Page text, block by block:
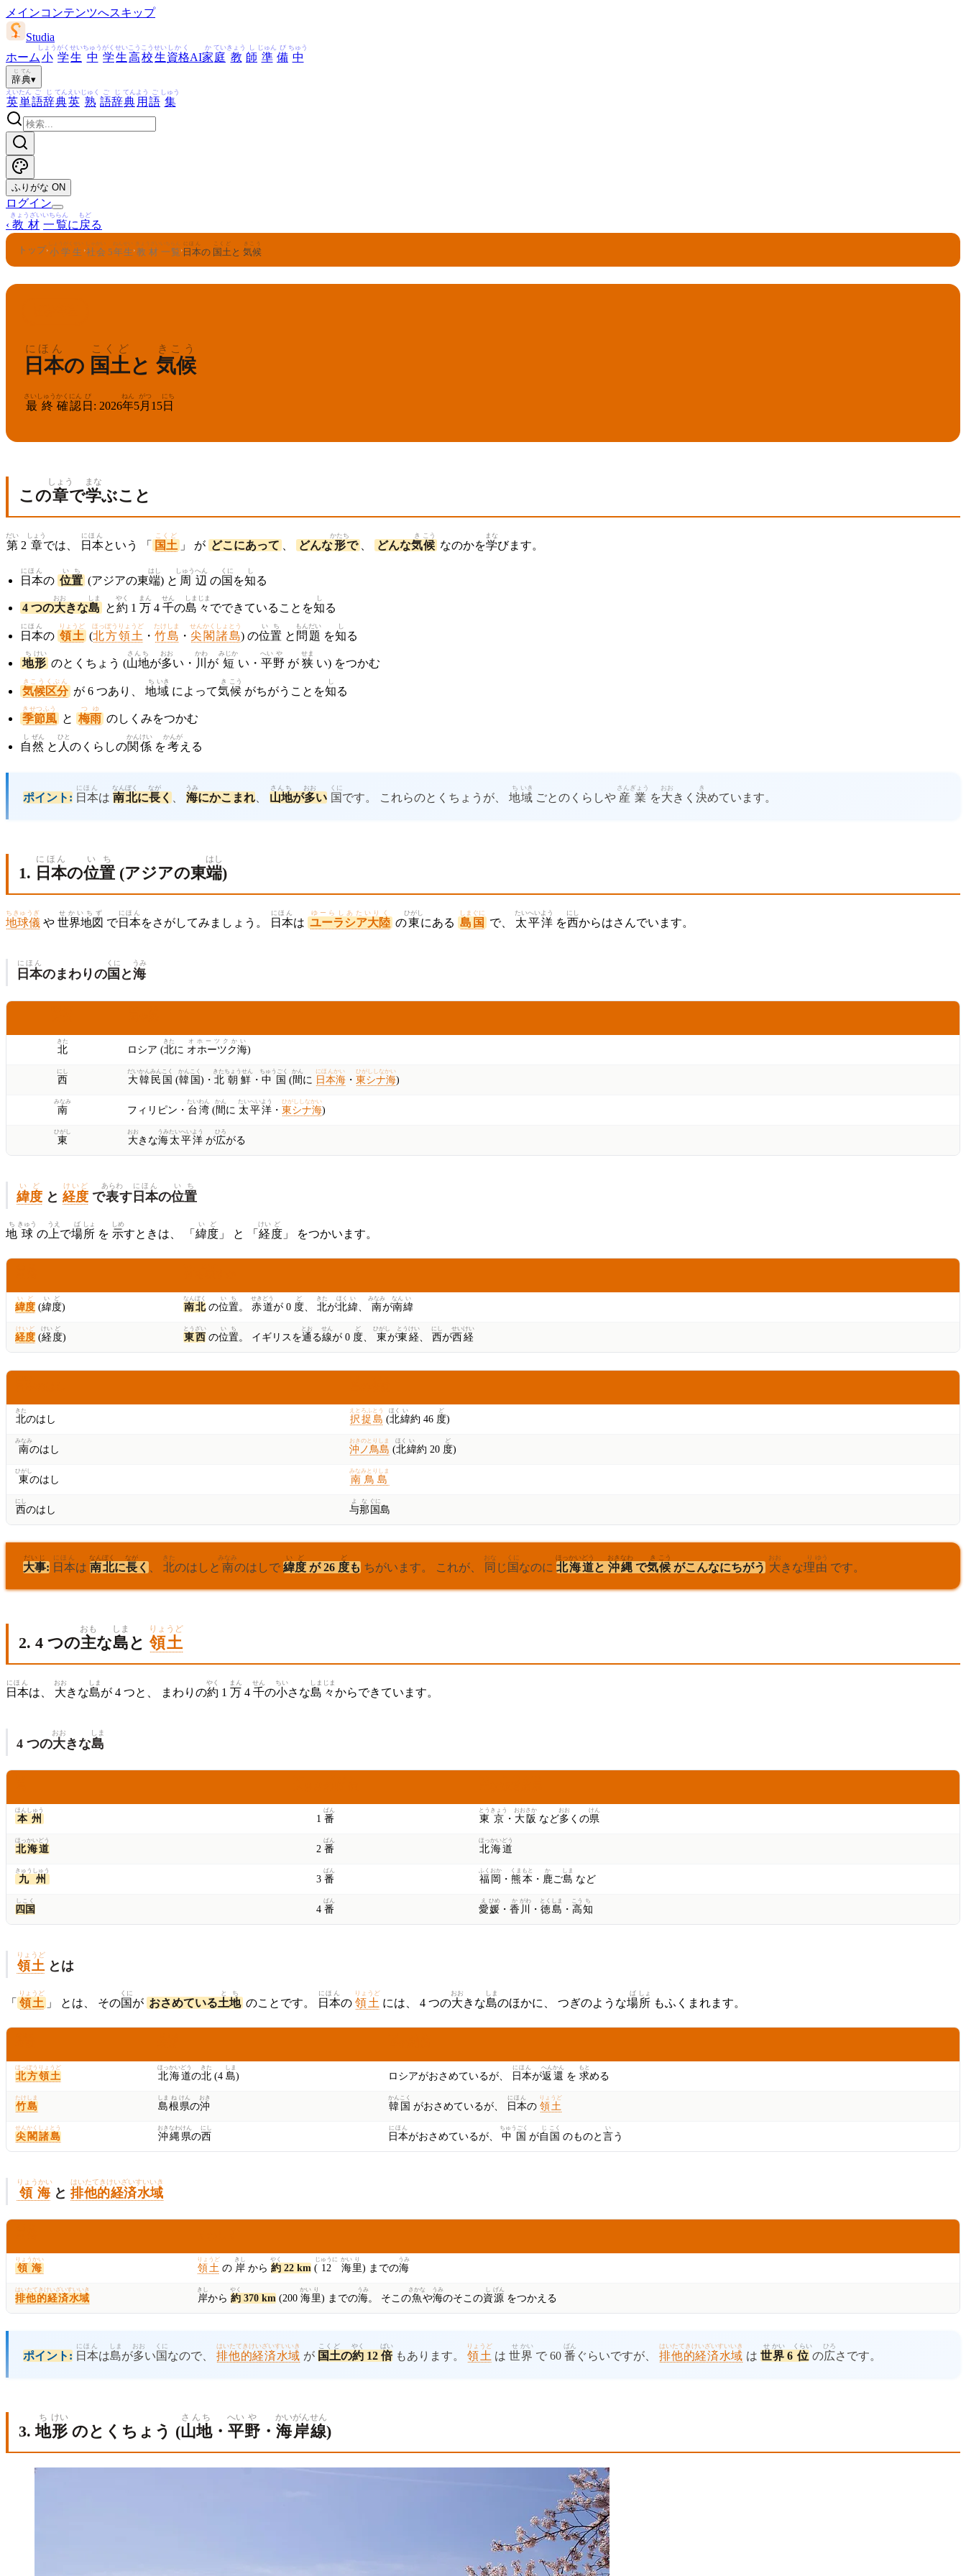
メインコンテンツへスキップ
Studia
ホーム 小
しょう
学
がく
生
せい
中
ちゅう
学
がく
生
せい
高
こう
校
こう
生
せい
資格
しかく
AI家
か
庭
てい
教
きょう
師
し
準
じゅん
備
び
中
ちゅう
辞
じ
典
てん
▾
英
えい
単
たん
語
ご
辞
じ
典
てん
英
えい
熟
じゅく
語
ご
辞
じ
典
てん
用
よう
語
ご
集
しゅう
ふりがな ON
ログイン
‹ 教材
きょうざい
一覧
いちらん
に 戻
もど
る
トップ›小学生
しょうがくせい
›社会
しゃかい
5年生
ねんせい
› 教材
きょうざい
一覧
いちらん
› 日本
にほん
の 国土
こくど
と 気候
きこう
日本
にほん
の 国土
こくど
と 気候
きこう
最終
さいしゅう
確認
かくにん
日
び
: 2026年
ねん
5月
がつ
15日
にち
この章
しょう
で学
まな
ぶこと
第
だい
2 章
しょう
では、 日本
にほん
という 「 国土
こくど
」 が どこにあって どんな形
かたち
で どんな気
き
候
こう
なのかを学
まな
びます。
日本
にほん
の 位
い
置
ち
(アジアの東端
はし
) と 周
しゅう
辺
へん
の国
くに
を知
し
る
4 つの大
おお
きな島
しま
と約
やく
1 万
まん
4 千
せん
の島々
しまじま
でできていることを知
し
る
日本
にほん
の 領土
りょうど
(北方領土
ほっぽうりょうど
・ 竹島
たけしま
・ 尖閣諸島
せんかくしょとう
) の位
い
置
ち
と 問
もん
題
だい
を知
し
る
地
ち
形
けい
のとくちょう (山地
さんち
が多
おお
い・ 川
かわ
が 短
みじか
い・ 平
へい
野
や
が 狭
せま
い) をつかむ
気候区分
きこうくぶん
が 6 つあり、 地
ち
域
いき
によって気
き
候
こう
がちがうことを知
し
る
季節風
きせつふう
と 梅雨
つゆ
のしくみをつかむ
自
し
然
ぜん
と 人
ひと
のくらしの関
かん
係
けい
を考
かんが
える
ポイント: 日本
にほん
は 南北
なんぼく
に長
なが
く 、 海
うみ
にかこまれ、 山地
さんち
が多
おお
い 国
くに
です。 これらのとくちょうが、 地
ち
域
いき
ごとのくらしや 産業
さんぎょう
を大
おお
きく 決
き
めています。
1. 日本
にほん
の位
い
置
ち
(アジアの東端
はし
)
地球儀
ちきゅうぎ
や 世界地図
せかいちず
で日本
にほん
をさがしてみましょう。 日本
にほん
は ユーラシア大陸
ゆーらしあたいりく
の東
ひがし
にある 島国
しまぐに
で、 太平洋
たいへいよう
を西
にし
からはさんでいます。
日本
にほん
のまわりの国
くに
と海
うみ
北
きた
ロシア (北
きた
に オホーツク海
オホーツクかい
)
西
にし
大
だい
韓
かん
民
みん
国
こく
(韓国
かんこく
)・ 北朝鮮
きたちょうせん
・ 中国
ちゅうごく
(間
かん
に 日本海
にほんかい
・ 東シナ海
ひがししなかい
)
南
みなみ
フィリピン・ 台湾
たいわん
(間
かん
に 太平洋
たいへいよう
・ 東シナ海
ひがししなかい
)
東
ひがし
大
おお
きな海
うみ
太平洋
たいへいよう
が広
ひろ
がる
緯度
いど
と 経度
けいど
で表
あらわ
す 日本
にほん
の位
い
置
ち
地
ち
球
きゅう
の 上
うえ
で場
ば
所
しょ
を 示
しめ
すときは、 「 緯
い
度
ど
」 と 「 経
けい
度
ど
」 をつかいます。
緯度
いど
(緯
い
度
ど
) 南北
なんぼく
の位
い
置
ち
。 赤
せき
道
どう
が 0 度
ど
北
きた
が北
ほく
緯
い
南
みなみ
が南
なん
緯
い
経度
けいど
(経
けい
度
ど
) 東西
とうざい
の位
い
置
ち
。 イギリスを通
とお
る線
せん
が 0 度
ど
東
ひがし
が東
とう
経
けい
西
にし
が西
せい
経
けい
北
きた
のはし 択捉島
えとろふとう
(北
ほく
緯
い
約 46 度
ど
)
南
みなみ
のはし 沖ノ鳥島
おきのとりしま
(北
ほく
緯
い
約 20 度
ど
)
東
ひがし
のはし 南鳥島
みなみとりしま
西
にし
のはし 与
よ
那
な
国
ぐに
島
大事
だいじ
: 日本
にほん
は 南北
なんぼく
に長
なが
く 北
きた
のはしと 南
みなみ
のはしで 緯
い
度
ど
が 26 度
ど
も ちがいます。 これが、 同
おな
じ 国
くに
なのに 北
ほっ
海
かい
道
どう
と 沖
おき
縄
なわ
で気
き
候
こう
がこんなにちがう 大
おお
きな理
り
由
ゆう
です。
2. 4 つの主
おも
な島
しま
と領土
りょうど
日本
にほん
は、 大
おお
きな島
しま
が 4 つと、 まわりの約
やく
1 万
まん
4 千
せん
の小
ちい
さな島々
しまじま
からできています。
4 つの大
おお
きな島
しま
本州
ほんしゅう
1 番
ばん
東
とう
京
きょう
・ 大
おお
阪
さか
など多
おお
くの県
けん
北
ほっ
海
かい
道
どう
2 番
ばん
北
ほっ
海
かい
道
どう
九州
きゅうしゅう
3 番
ばん
福
ふく
岡
おか
・ 熊
くま
本
もと
・ 鹿
か
ご島
しま
など
四国
しこく
4 番
ばん
愛
え
媛
ひめ
・ 香
か
川
がわ
・ 徳
とく
島
しま
・ 高
こう
知
ち
領土
りょうど
とは
「 領土
りょうど
」 とは、 その国
くに
が おさめている土地
とち
のことです。 日本
にほん
の 領土
りょうど
には、 4 つの大
おお
きな島
しま
のほかに、 つぎのような場
ば
所
しょ
もふくまれます。
北方領土
ほっぽうりょうど
北
ほっ
海
かい
道
どう
の北
きた
(4 島
しま
) ロシアがおさめているが、 日本
にほん
が返
へん
還
かん
を 求
もと
める
竹島
たけしま
島
しま
根
ね
県
けん
の沖
おき
韓国
かんこく
がおさめているが、 日本
にほん
の 領土
りょうど
尖閣諸島
せんかくしょとう
沖
おき
縄
なわ
県
けん
の西
にし
日本
にほん
がおさめているが、 中国
ちゅうごく
が自
じ
国
こく
のものと 言
い
う
領海
りょうかい
と 排他的経済水域
はいたてきけいざいすいいき
領海
りょうかい
領土
りょうど
の 岸
きし
から 約
やく
22 km ( 12
じゅうに
海
かい
里
り
) までの海
うみ
排他的経済水域
はいたてきけいざいすいいき
岸
きし
から 約
やく
370 km (200 海
かい
里
り
) までの海
うみ
。 そこの魚
さかな
や海
うみ
のそこの資
し
源
げん
をつかえる
ポイント: 日本
にほん
は島
しま
が多
おお
い国
くに
なので、 排他的経済水域
はいたてきけいざいすいいき
が 国土
こくど
の約
やく
12 倍
ばい
もあります。 領土
りょうど
は 世
せ
界
かい
で 60 番
ばん
ぐらいですが、 排他的経済水域
はいたてきけいざいすいいき
は 世
せ
界
かい
6 位
くらい
の広
ひろ
さです。
3.地
ち
形
けい
のとくちょう (山地
さんち
・ 平
へい
野
や
・ 海
かい
岸
がん
線
せん
)